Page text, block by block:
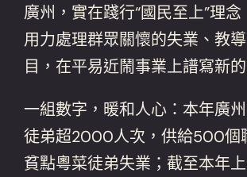
廣州，實在踐行“國民至上”理
用力處理群眾關懷的失業、教
目，在平易近鬧事業上譜寫新的
一組數字，暖和人心：本年廣
徒弟超2000人次，供給500個
貧點粵菜徒弟失業；截至本年